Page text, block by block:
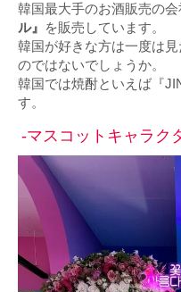
韓国最大手のお酒販売の
ル』 を販売しています。
韓国が好きな方は一度は
のではないでしょうか。
韓国では焼酎といえば『
す。
-マスコットキャラク